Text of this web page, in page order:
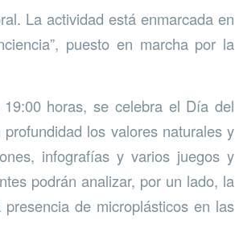
La actividad está enmarcada en
puesto en marcha por la
horas, se celebra el Día del
los valores naturales y
infografías y varios juegos y
podrán analizar, por un lado, la
de microplásticos en las